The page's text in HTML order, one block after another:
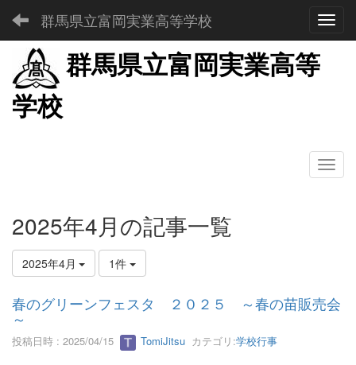
群馬県立富岡実業高等学校
群馬県立富岡実業高等
学校
2025年4月の記事一覧
2025年4月 1件
春のグリーンフェスタ ２０２５ ～春の苗販売会
～
投稿日時 : 2025/04/15 TomiJitsu カテゴリ:学校行事